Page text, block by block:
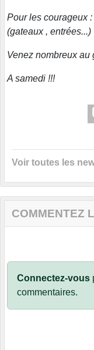
Pour les courageux
(gateaux , entrées...)
Venez nombreux au
A samedi !!!
Voir toutes les
COMMENTEZ
Connectez-vous
commentaires.